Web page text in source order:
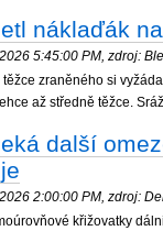
náklaďák
5:45:00 PM, zdroj:
zraněného si
až středně těžce.
další
2:00:00 PM, zdroj:
křižovatky